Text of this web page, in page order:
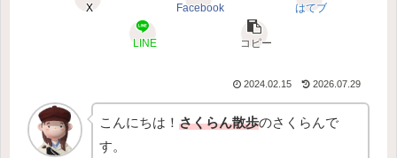
X Facebook はてブ
LINE コピー
2024.02.15 2026.07.29
こんにちは！ さくらん散歩のさくらんで
す。